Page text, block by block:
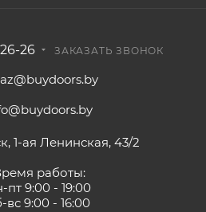
26 ЗАКАЗАТЬ ЗВОНОК
1-ая Ленинская, 43/2
работы:
пт 9:00 - 19:00
вс 9:00 - 16:00